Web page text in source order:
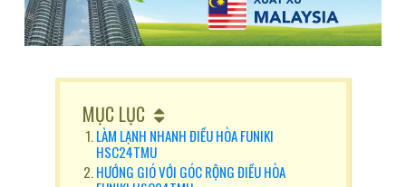
MỤC LỤC
LÀM LẠNH NHANH ĐIỀU HÒA FUNIKI
HSC24TMU
HƯỚNG GIÓ VỚI GÓC RỘNG ĐIỀU HÒA